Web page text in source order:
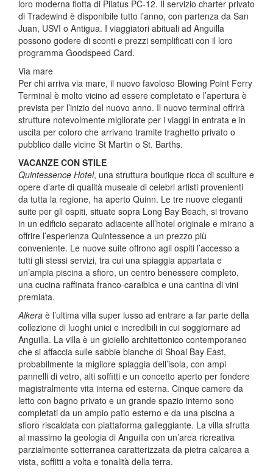
loro moderna flotta di Pilatus PC-12. Il servizio charter privato
di Tradewind è disponibile tutto l’anno, con partenza da San
Juan, USVI o Antigua. I viaggiatori abituali ad Anguilla
possono godere di sconti e prezzi semplificati con il loro
programma Goodspeed Card.
Via mare
Per chi arriva via mare, il nuovo favoloso Blowing Point Ferry
Terminal è molto vicino ad essere completato e l’apertura è
prevista per l’inizio del nuovo anno. Il nuovo terminal offrirà
strutture notevolmente migliorate per i viaggi in entrata e in
uscita per coloro che arrivano tramite traghetto privato o
pubblico dalle vicine St Martin o St. Barths.
VACANZE CON STILE
Quintessence Hotel, una struttura boutique ricca di sculture e
opere d’arte di qualità museale di celebri artisti provenienti
da tutta la regione, ha aperto Quinn. Le tre nuove eleganti
suite per gli ospiti, situate sopra Long Bay Beach, si trovano
in un edificio separato adiacente all’hotel originale e mirano a
offrire l’esperienza Quintessence a un prezzo più
conveniente. Le nuove suite offrono agli ospiti l’accesso a
tutti gli stessi servizi, tra cui una spiaggia appartata e
un’ampia piscina a sfioro, un centro benessere completo,
una cucina raffinata franco-caraibica e una cantina di vini
premiata.
Alkera è l’ultima villa super lusso ad entrare a far parte della
collezione di luoghi unici e incredibili in cui soggiornare ad
Anguilla. La villa è un gioiello architettonico contemporaneo
che si affaccia sulle sabbie bianche di Shoal Bay East,
probabilmente la migliore spiaggia dell’isola, con ampi
pannelli di vetro, alti soffitti e un concetto aperto per fondere
magistralmente vita interna ed esterna. Cinque camere da
letto con bagno privato e un grande spazio interno sono
completati da un ampio patio esterno e da una piscina a
sfioro riscaldata con piattaforma galleggiante. La villa sfrutta
al massimo la geologia di Anguilla con un’area ricreativa
parzialmente sotterranea caratterizzata da pietra calcarea a
vista, soffitti a volta e tonalità della terra.